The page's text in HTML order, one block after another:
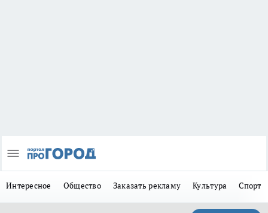
Интересное Общество Заказать рекламу Культура Спорт